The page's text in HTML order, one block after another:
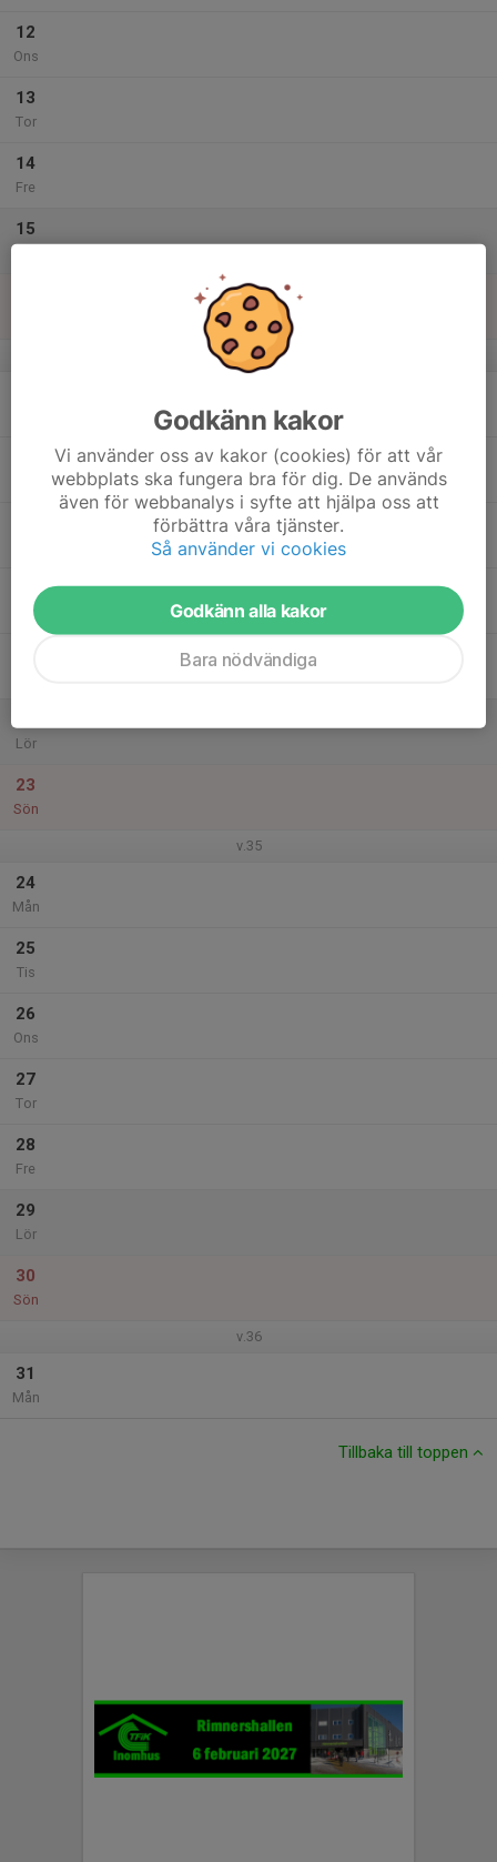
12
Ons
13
Tor
14
Fre
15
v.34
Tor
Lör
23
Sön
v.35
24
Mån
25
Tis
26
Ons
27
Tor
28
Fre
29
Lör
30
Sön
v.36
31
Mån
Tillbaka till toppen
Godkänn kakor
Vi använder oss av kakor (cookies) för att vår
webbplats ska fungera bra för dig. De används
även för webbanalys i syfte att hjälpa oss att
förbättra våra tjänster.
Så använder vi cookies
Godkänn alla kakor
Bara nödvändiga